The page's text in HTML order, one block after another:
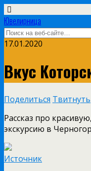
Ювелирница
17.01.2020
Вкус
Поделиться Твитнуть
Рассказ про
экскурсию в
Источник